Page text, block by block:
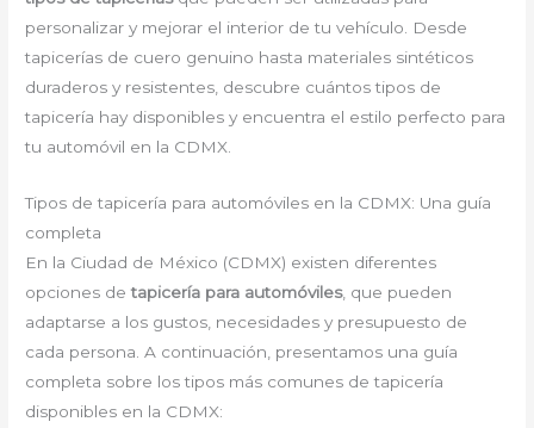
personalizar y mejorar el interior de tu vehículo. Desde
tapicerías de cuero genuino hasta materiales sintéticos
duraderos y resistentes, descubre cuántos tipos de
tapicería hay disponibles y encuentra el estilo perfecto para
tu automóvil en la CDMX.
Tipos de tapicería para automóviles en la CDMX: Una guía
completa
En la Ciudad de México (CDMX) existen diferentes
opciones detapicería para automóviles, que pueden
adaptarse a los gustos, necesidades y presupuesto de
cada persona. A continuación, presentamos una guía
completa sobre los tipos más comunes de tapicería
disponibles en la CDMX: